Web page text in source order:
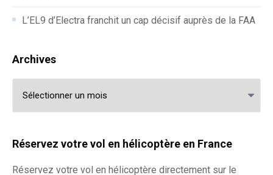
L’EL9 d’Electra franchit un cap décisif auprès de la FAA
Archives
Réservez votre vol en hélicoptère en France
Réservez votre vol en hélicoptère directement sur le